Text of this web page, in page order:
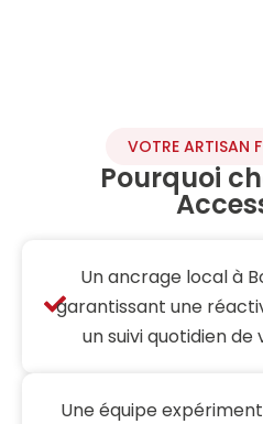
VOTRE ARTISAN
Pourquoi
Un ancrage local à
garantissant une
un suivi quotidien
Une équipe